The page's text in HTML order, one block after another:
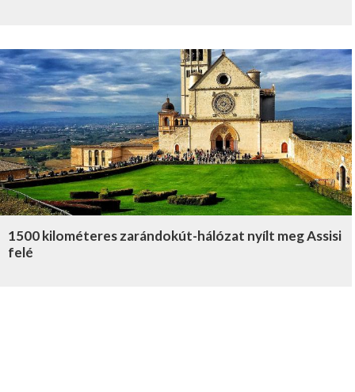
1500 kilométeres zarándokút-hálózat nyílt meg Assisi
felé